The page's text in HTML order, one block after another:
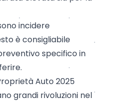
incidere
è consigliabile
specifico in
Auto 2025
grandi rivoluzioni nel